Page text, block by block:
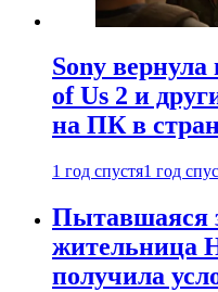
Sony
of Us 2 и
на ПК в
1 год спустя1 год
Пытавшаяся
жительница
получила